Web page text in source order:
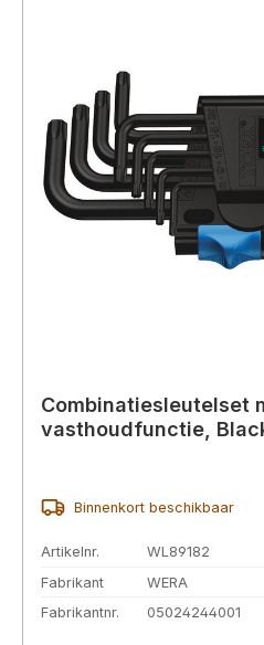
Combinatiesleutelset
vasthoudfunctie,
Binnenkort beschikbaar
Artikelnr.
WL89182
Fabrikant
WERA
Fabrikantnr.
05024244001